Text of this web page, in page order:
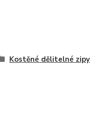
Kostěné dělitelné zipy